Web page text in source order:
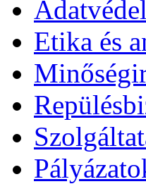
Etika és